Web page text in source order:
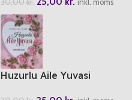
inkl. moms
Huzurlu Aile Yuvasi